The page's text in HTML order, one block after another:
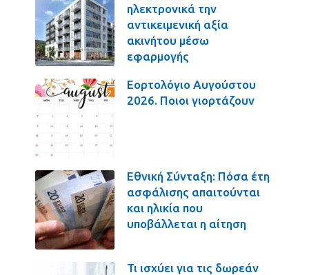
ηλεκτρονικά την
αντικειμενική αξία
ακινήτου μέσω
εφαρμογής
Εορτολόγιο Αυγούστου
2026. Ποιοι γιορτάζουν
Εθνική Σύνταξη: Πόσα έτη
ασφάλισης απαιτούνται
και ηλικία που
υποβάλλεται η αίτηση
Τι ισχύει για τις δωρεάν